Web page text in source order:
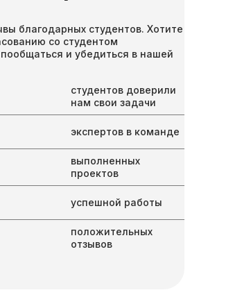
благодарных студентов. Хотите
со студентом
и убедиться в нашей
студентов доверили
нам свои задачи
экспертов в команде
выполненных
проектов
успешной работы
положительных
отзывов